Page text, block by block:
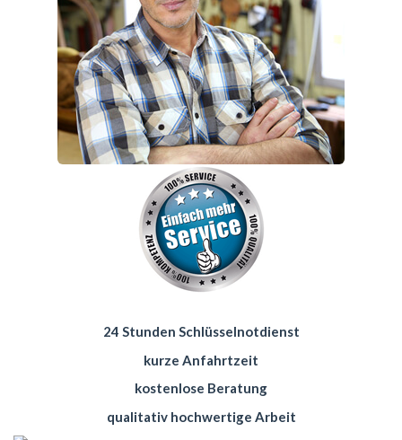
24 Stunden Schlüsselnotdienst
kurze Anfahrtzeit
kostenlose Beratung
qualitativ hochwertige Arbeit